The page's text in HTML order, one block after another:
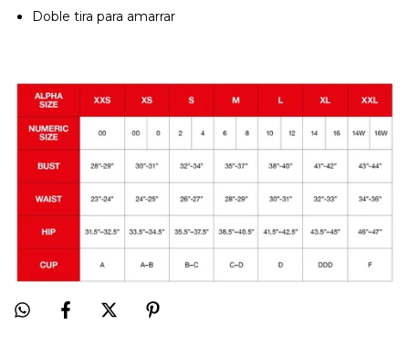
Doble tira para amarrar